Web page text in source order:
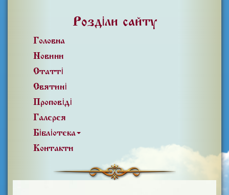
Розділи сайту
Головна
Новини
Статті
Святині
Проповіді
Галерея
Бібліотека
Контакти